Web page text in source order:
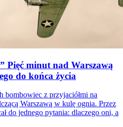
Pięć minut nad Warszawą
do końca życia
bombowiec z przyjaciółmi na
Warszawą w kulę ognia. Przez
do jednego pytania: dlaczego oni, a